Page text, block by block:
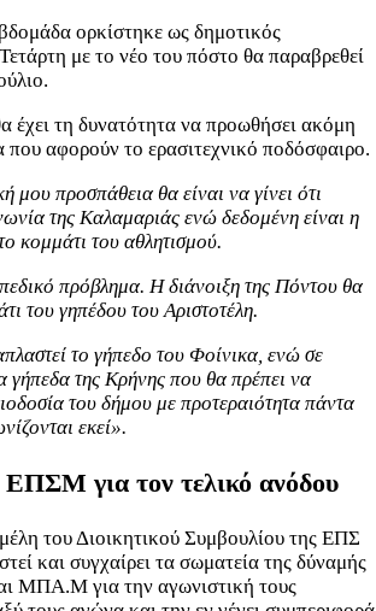
ορκίστηκε ως δημοτικός
με το νέο του πόστο θα παραβρεθεί
έχει τη δυνατότητα να προωθήσει ακόμη
που αφορούν το ερασιτεχνικό ποδόσφαιρο.
μου προσπάθεια θα είναι να γίνει ότι
της Καλαμαριάς ενώ δεδομένη είναι η
κομμάτι του αθλητισμού.
πρόβλημα. Η διάνοιξη της Πόντου θα
του γηπέδου του Αριστοτέλη.
το γήπεδο του Φοίνικα, ενώ σε
γήπεδα της Κρήνης που θα πρέπει να
του δήμου με προτεραιότητα πάντα
εκεί».
για τον τελικό ανόδου
του Διοικητικού Συμβουλίου της ΕΠΣ
και συγχαίρει τα σωματεία της δύναμής
ΜΠΑ.Μ για την αγωνιστική τους